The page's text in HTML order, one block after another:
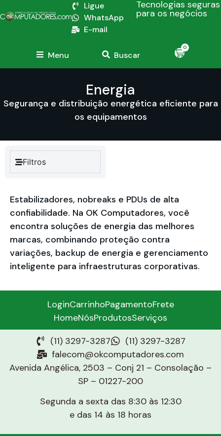
Ligue
WhatsApp
E-mail
Tecnologias seguras
para os negócios
Menu Buscar
0
Energia
Segurança e distribuição energética eficiente para
os equipamentos
Filtros
Estabilizadores, nobreaks e PDUs de alta
confiabilidade. Na OK Computadores, você
encontra soluções de energia das melhores
marcas, combinando proteção contra
variações, backup de energia e gerenciamento
inteligente para infraestruturas corporativas.
LoginCarrinhoPagamentoFrete
HomeNósProdutosServiços
(11) 3297-3287
(11) 3297-3287
falecom@okcomputadores.com
Avenida Angélica, 2503 – Conj 21 – Consolação –
SP – 01227-200
Segunda a sexta das 8:30 às 12:30
e das 14 às 18 horas